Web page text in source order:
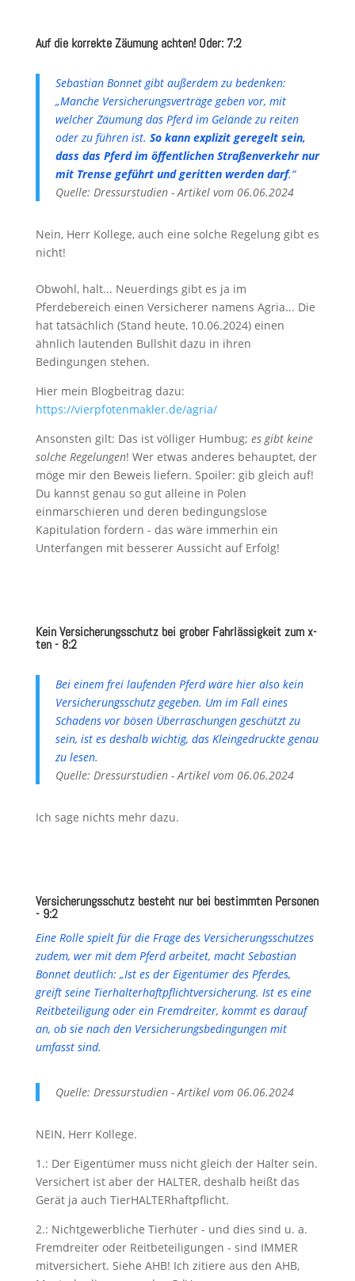
Auf die korrekte Zäumung achten! Oder: 7:2
Sebastian Bonnet gibt außerdem zu bedenken:
„Manche Versicherungsverträge geben vor, mit
welcher Zäumung das Pferd im Gelände zu reiten
oder zu führen ist. So kann explizit geregelt sein,
dass das Pferd im öffentlichen Straßenverkehr nur
mit Trense geführt und geritten werden darf.“
Quelle: Dressurstudien - Artikel vom 06.06.2024
Nein, Herr Kollege, auch eine solche Regelung gibt es
nicht!
Obwohl, halt... Neuerdings gibt es ja im
Pferdebereich einen Versicherer namens Agria... Die
hat tatsächlich (Stand heute, 10.06.2024) einen
ähnlich lautenden Bullshit dazu in ihren
Bedingungen stehen.
Hier mein Blogbeitrag dazu:
https://vierpfotenmakler.de/agria/
Ansonsten gilt: Das ist völliger Humbug; es gibt keine
solche Regelungen! Wer etwas anderes behauptet, der
möge mir den Beweis liefern. Spoiler: gib gleich auf!
Du kannst genau so gut alleine in Polen
einmarschieren und deren bedingungslose
Kapitulation fordern - das wäre immerhin ein
Unterfangen mit besserer Aussicht auf Erfolg!
Kein Versicherungsschutz bei grober Fahrlässigkeit zum x-
ten - 8:2
Bei einem frei laufenden Pferd wäre hier also kein
Versicherungsschutz gegeben. Um im Fall eines
Schadens vor bösen Überraschungen geschützt zu
sein, ist es deshalb wichtig, das Kleingedruckte genau
zu lesen.
Quelle: Dressurstudien - Artikel vom 06.06.2024
Ich sage nichts mehr dazu.
Versicherungsschutz besteht nur bei bestimmten Personen
- 9:2
Eine Rolle spielt für die Frage des Versicherungsschutzes
zudem, wer mit dem Pferd arbeitet, macht Sebastian
Bonnet deutlich: „Ist es der Eigentümer des Pferdes,
greift seine Tierhalterhaftpflichtversicherung. Ist es eine
Reitbeteiligung oder ein Fremdreiter, kommt es darauf
an, ob sie nach den Versicherungsbedingungen mit
umfasst sind.
Quelle: Dressurstudien - Artikel vom 06.06.2024
NEIN, Herr Kollege.
1.: Der Eigentümer muss nicht gleich der Halter sein.
Versichert ist aber der HALTER, deshalb heißt das
Gerät ja auch TierHALTERhaftpflicht.
2.: Nichtgewerbliche Tierhüter - und dies sind u. a.
Fremdreiter oder Reitbeteiligungen - sind IMMER
mitversichert. Siehe AHB! Ich zitiere aus den AHB,